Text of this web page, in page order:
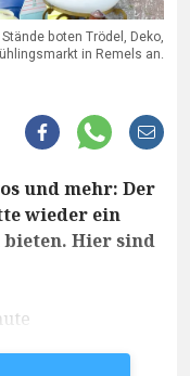
boten Trödel, Deko,
in Remels an.
und mehr: Der
wieder ein
Hier sind